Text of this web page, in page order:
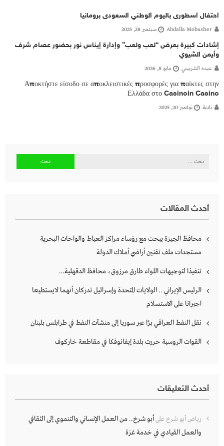
احتفال اسطورى باليوم الوطني السعودى برومانيا
Abdalla Mobasher سبتمبر 28, 2025
إشادات كبيرة بعرض “لعب ولعب” وإدارة إيناس نور بحضور عصام شرف
وأيمن الشيوي
عبده الشربيني مايو 8, 2026
Αποκτήστε είσοδο σε αποκλειστικές προσφορές για παίκτες στην
Ελλάδα στο Casinoin Casino
نادية نوفمبر 20, 2025
البحث
أحدث المقالات
محافظ الجيزة يبحث مع رؤساء مراكز العياط والواحات البحرية
مستجدات ملف تقنين أراضي أملاك الدولة
تنفيذا لتوجيهات اللواء طارق مرزوق، محافظ الدقهلية…
الرئيس الإيراني .. الولايات المتحدة وإسرائيل تدركان أنهما لايستطيعا
اجبرانا على الاستسلام
نقل النفط العراقي برًا عبر سوريا إلى منشآت النفط في طرابلس بلبنان
القوات الروسية حررت بلدة إيفانوفكا في مقاطعة خاركوف
أحدث التعليقات
رياض أبو شرخ علىأبو شرخ.. من العمل الإنساني والتنموي إلى الثقافي
والعمل القيادي في خدمة غزة